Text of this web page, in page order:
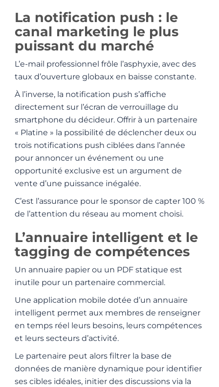
La notification push : le
canal marketing le plus
puissant du marché
L’e-mail professionnel frôle l’asphyxie, avec des
taux d’ouverture globaux en baisse constante.
À l’inverse, la notification push s’affiche
directement sur l’écran de verrouillage du
smartphone du décideur. Offrir à un partenaire
« Platine » la possibilité de déclencher deux ou
trois notifications push ciblées dans l’année
pour annoncer un événement ou une
opportunité exclusive est un argument de
vente d’une puissance inégalée.
C’est l’assurance pour le sponsor de capter 100 %
de l’attention du réseau au moment choisi.
L’annuaire intelligent et le
tagging de compétences
Un annuaire papier ou un PDF statique est
inutile pour un partenaire commercial.
Une application mobile dotée d’un annuaire
intelligent permet aux membres de renseigner
en temps réel leurs besoins, leurs compétences
et leurs secteurs d’activité.
Le partenaire peut alors filtrer la base de
données de manière dynamique pour identifier
ses cibles idéales, initier des discussions via la